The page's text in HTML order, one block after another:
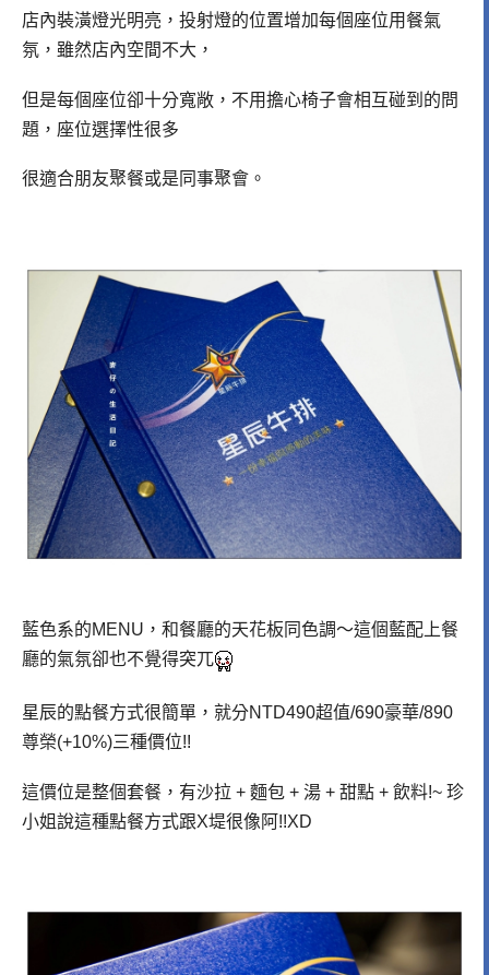
店內裝潢燈光明亮，投射燈的位置增加每個座位用餐氣
氛，雖然店內空間不大，
但是每個座位卻十分寬敞，不用擔心椅子會相互碰到的問
題，座位選擇性很多
很適合朋友聚餐或是同事聚會。
藍色系的MENU，和餐廳的天花板同色調～這個藍配上餐
廳的氣氛卻也不覺得突兀
星辰的點餐方式很簡單，就分NTD490超值/690豪華/890
尊榮(+10%)三種價位!!
這價位是整個套餐， 有沙拉 + 麵包 + 湯 + 甜點 + 飲料!~ 珍
小姐說這種點餐方式跟X堤很像阿!!XD